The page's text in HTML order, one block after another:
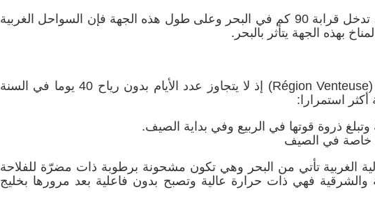
من جهة أخرى فإن شبه جزيرة الوطن القبلي تدخل قرابة 90 كم في البحر وعلى طول هذه الجهة فإن السواحل الغربية
يعتبر الوطن القبلي منطـقة معـرضة للـرياح (Région Venteuse) إذ لا يتجاوز عدد الأيام بدون رياح 40 يوما في السنة
أكثر استمرارا:
وتبلغ ذروة قوتها في الربيع وفي بداية الصيف.
خاصة في الصيف
الغربية تأتي من البحر وهي تكون مشحونة برطوبة ذات مضرّة للفلاحة
والشرقية فهي ذات حرارة عالية وتصبح بدون فاعلية بعد مرورها بخليج